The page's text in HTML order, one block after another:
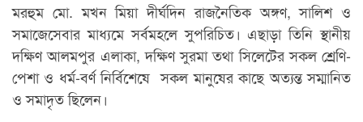
মরহুম মো. মখন মিয়া দীর্ঘদিন রাজনৈতিক অঙ্গণ, সালিশ ও
সমাজেসেবার মাধ্যমে সর্বমহলে সুপরিচিত। এছাড়া তিনি স্থানীয়
দক্ষিণ আলমপুর এলাকা, দক্ষিণ সুরমা তথা সিলেটের সকল শ্রেণি-
পেশা ও ধর্ম-বর্ণ নির্বিশেষে সকল মানুষের কাছে অত্যন্ত সম্মানিত
ও সমাদৃত ছিলেন।